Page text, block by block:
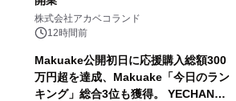
株式会社アカベコランド
12時間前
Makuake公開初日に応援購入総額300
万円超を達成、Makuake「今日のラン
キング」総合3位も獲得。 YECHAN音